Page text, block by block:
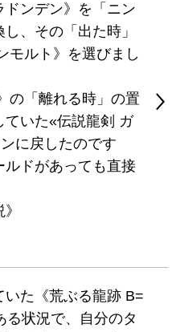
ドンデン》を「ニン
、その「出た時」
モルト》を選びまし
の「離れる時」の置
ていた«伝説龍剣 ガ
に戻したのです
ルドがあっても直接
いた《荒ぶる龍跡 B=
る状況で、自分のタ